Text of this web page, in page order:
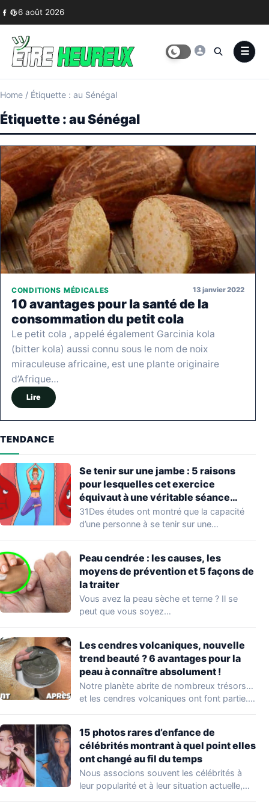
Skip to content
6 août 2026
Home / Étiquette : au Sénégal
Étiquette :au Sénégal
CONDITIONS MÉDICALES 13 janvier 2022
10 avantages pour la santé de la
consommation du petit cola
Le petit cola , appelé également Garcinia kola
(bitter kola) aussi connu sous le nom de noix
miraculeuse africaine, est une plante originaire
d’Afrique…
Lire
TENDANCE
Se tenir sur une jambe : 5 raisons
pour lesquelles cet exercice
équivaut à une véritable séance
d’entraînement
31Des études ont montré que la capacité
d’une personne à se tenir sur une…
Peau cendrée : les causes, les
moyens de prévention et 5 façons de
la traiter
Vous avez la peau sèche et terne ? Il se
peut que vous soyez…
Les cendres volcaniques, nouvelle
trend beauté ? 6 avantages pour la
peau à connaître absolument !
Notre planète abrite de nombreux trésors…
et les cendres volcaniques ont font partie.
15 photos rares d’enfance de
célébrités montrant à quel point elles
ont changé au fil du temps
Nous associons souvent les célébrités à
leur popularité et à leur situation actuelle,